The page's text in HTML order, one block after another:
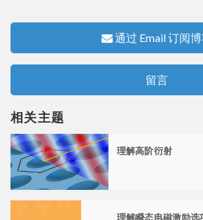
通过 Email 订阅
留言
相关主题
理解高阶衍射
理解瞬态电磁激励选